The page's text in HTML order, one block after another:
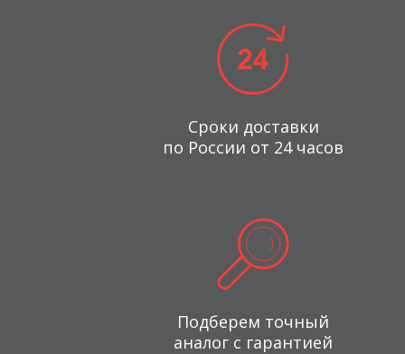
Сроки доставки
по России от 24 часов
Подберем точный
аналог с гарантией